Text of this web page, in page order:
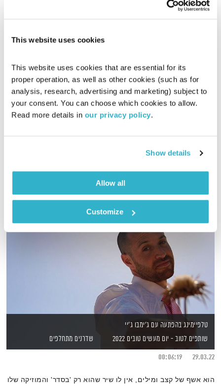
This website uses cookies
This website uses cookies that are essential for its
proper operation, as well as other cookies (such as for
analysis, research, advertising and marketing) subject to
your consent. You can choose which cookies to allow.
Read more details in our privacy policy.
Show details
Allow all
Customize
כל יום מחדש – 10.3.26
כל יום מחדש
אמיר פרי
10.03.26
00:59:36
רגב
אודיו
טלפיימינג בהפתעה עם ג'ימבו ג'יי
שותפים לטוב - יום מעשים טובים 2022
שדרנים מתחלפים
29.03.22
00:06:19
הוא אשף של קצב ומילים, אין לו שיר שהוא רק 'בסדר' והמוזיקה שלו